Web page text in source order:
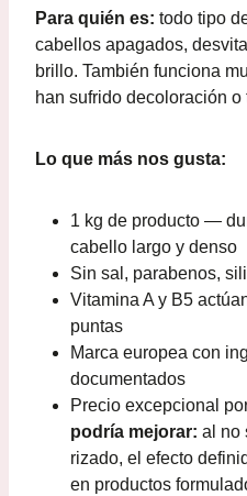
Para quién es: todo tipo
cabellos apagados,
brillo. También funciona
han sufrido decoloración o
Lo que más nos gusta:
1 kg de producto —
cabello largo y denso
Sin sal, parabenos,
Vitamina A y B5
puntas
Marca europea con
documentados
Precio excepcional
podría mejorar: al no
rizado, el efecto
en productos